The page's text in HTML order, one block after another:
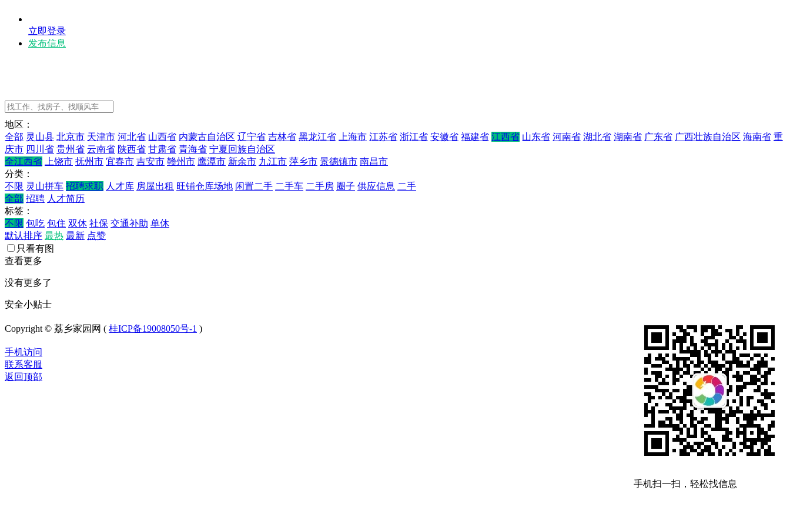
立即登录
发布信息
地区：
全部 灵山县 北京市 天津市 河北省 山西省 内蒙古自治区 辽宁省 吉林省 黑龙江省 上海市 江苏省 浙江省 安徽省 福建省 江西省 山东省 河南省 湖北省 湖南省 广东省 广西壮族自治区 海南省 重
庆市 四川省 贵州省 云南省 陕西省 甘肃省 青海省 宁夏回族自治区
全江西省
上饶市 抚州市 宜春市 吉安市 赣州市 鹰潭市 新余市 九江市 萍乡市 景德镇市 南昌市
分类：
不限 灵山拼车 招聘求职 人才库 房屋出租 旺铺仓库场地 闲置二手 二手车 二手房 圈子 供应信息 二手
全部 招聘 人才简历
标签：
不限 包吃 包住 双休 社保 交通补助 单休
默认排序 最热 最新 点赞
只看有图
查看更多
没有更多了
安全小贴士
手机扫一扫，轻松找信息
Copyright © 荔乡家园网 ( 桂ICP备19008050号-1 )
手机访问
联系客服
返回顶部